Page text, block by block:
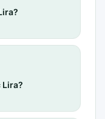
Lira?